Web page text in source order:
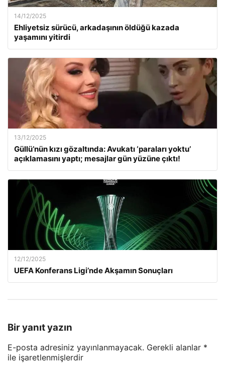
14/12/2025
Ehliyetsiz sürücü, arkadaşının öldüğü kazada
yaşamını yitirdi
13/12/2025
Güllü’nün kızı gözaltında: Avukatı ‘paraları yoktu’
açıklamasını yaptı; mesajlar gün yüzüne çıktı!
12/12/2025
UEFA Konferans Ligi’nde Akşamın Sonuçları
Bir yanıt yazın
E-posta adresiniz yayınlanmayacak. Gerekli alanlar *
ile işaretlenmişlerdir